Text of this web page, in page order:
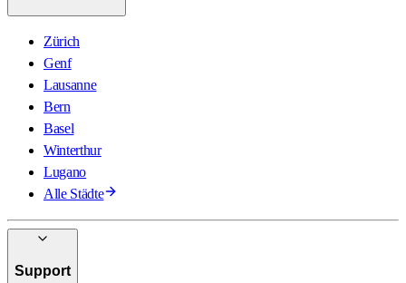
Zürich
Genf
Lausanne
Bern
Basel
Winterthur
Lugano
Alle Städte
Support